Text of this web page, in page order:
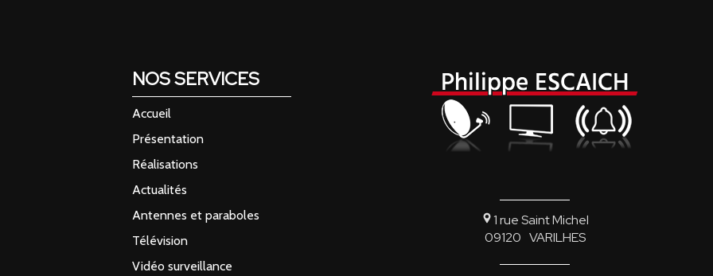
NOS SERVICES
Accueil
Présentation
Réalisations
Actualités
Antennes et paraboles
Télévision
Vidéo surveillance
1 rue Saint Michel
09120 VARILHES